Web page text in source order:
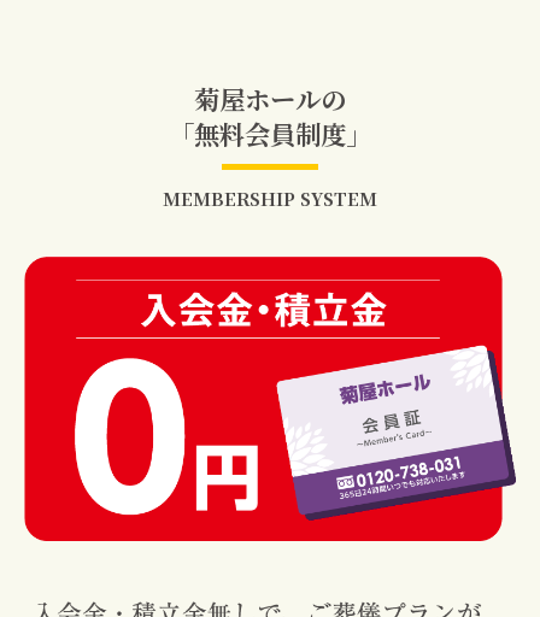
菊屋ホールの
「無料会員制度」
MEMBERSHIP SYSTEM